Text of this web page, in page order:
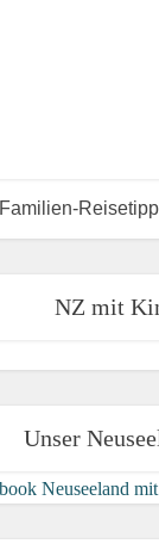
Familien-
NZ mit
Unser